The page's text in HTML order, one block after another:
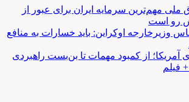
ملی مهم‌ترین سرمایه ایران برای عبور از
رو است
وزیرخارجه اوکراین: باید خسارات به منافع
آمریکا؛ از کمبود مهمات تا بن‌بست راهبردی
فیلم